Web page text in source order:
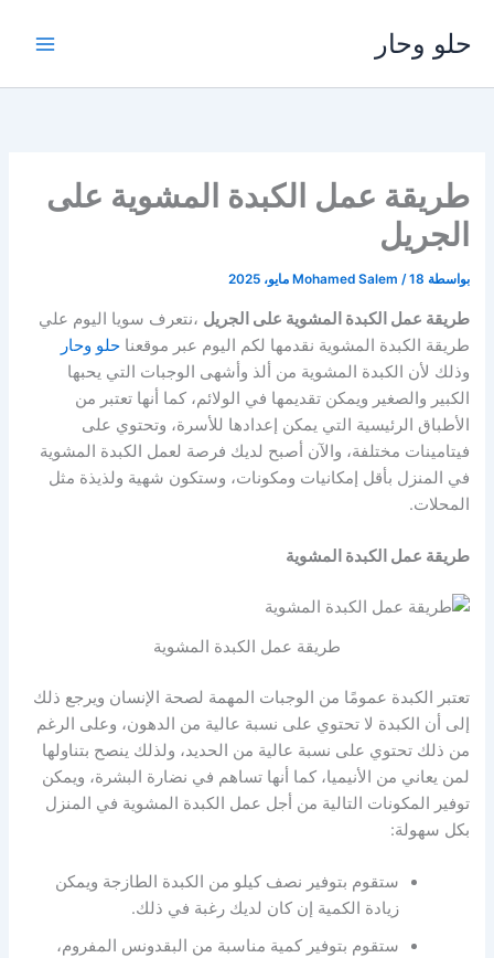
المحتوى
حلو وحار
طريقة عمل الكبدة المشوية على
الجريل
بواسطة Mohamed Salem /18 مايو، 2025
طريقة عمل الكبدة المشوية على الجريل ،نتعرف سويا اليوم علي
طريقة الكبدة المشوية نقدمها لكم اليوم عبر موقعناحلو وحار
وذلك لأن الكبدة المشوية من ألذ وأشهى الوجبات التي يحبها
الكبير والصغير ويمكن تقديمها في الولائم، كما أنها تعتبر من
الأطباق الرئيسية التي يمكن إعدادها للأسرة، وتحتوي على
فيتامينات مختلفة، والآن أصبح لديك فرصة لعمل الكبدة المشوية
في المنزل بأقل إمكانيات ومكونات، وستكون شهية ولذيذة مثل
المحلات.
طريقة عمل الكبدة المشوية
طريقة عمل الكبدة المشوية
تعتبر الكبدة عمومًا من الوجبات المهمة لصحة الإنسان ويرجع ذلك
إلى أن الكبدة لا تحتوي على نسبة عالية من الدهون، وعلى الرغم
من ذلك تحتوي على نسبة عالية من الحديد، ولذلك ينصح بتناولها
لمن يعاني من الأنيميا، كما أنها تساهم في نضارة البشرة، ويمكن
توفير المكونات التالية من أجل عمل الكبدة المشوية في المنزل
بكل سهولة:
ستقوم بتوفير نصف كيلو من الكبدة الطازجة ويمكن
زيادة الكمية إن كان لديك رغبة في ذلك.
ستقوم بتوفير كمية مناسبة من البقدونس المفروم،